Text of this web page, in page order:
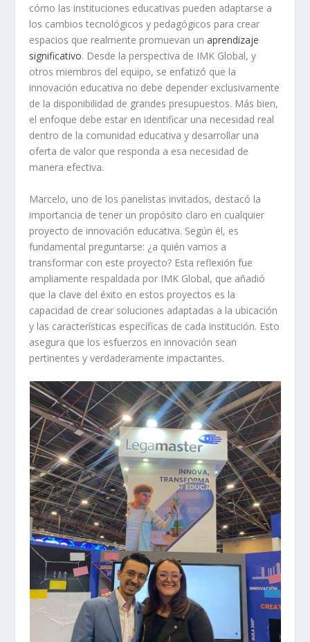
cómo las instituciones educativas pueden adaptarse a
los cambios tecnológicos y pedagógicos para crear
espacios que realmente promuevan unaprendizaje
significativo. Desde la perspectiva de IMK Global, y
otros miembros del equipo, se enfatizó que la
innovación educativa no debe depender exclusivamente
de la disponibilidad de grandes presupuestos. Más bien,
el enfoque debe estar en identificar una necesidad real
dentro de la comunidad educativa y desarrollar una
oferta de valor que responda a esa necesidad de
manera efectiva.
Marcelo, uno de los panelistas invitados, destacó la
importancia de tener un propósito claro en cualquier
proyecto de innovación educativa. Según él, es
fundamental preguntarse: ¿a quién vamos a
transformar con este proyecto? Esta reflexión fue
ampliamente respaldada por IMK Global, que añadió
que la clave del éxito en estos proyectos es la
capacidad de crear soluciones adaptadas a la ubicación
y las características específicas de cada institución. Esto
asegura que los esfuerzos en innovación sean
pertinentes y verdaderamente impactantes.